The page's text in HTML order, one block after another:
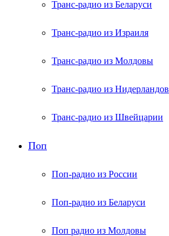
Транс-радио из Беларуси
Транс-радио из Израиля
Транс-радио из Молдовы
Транс-радио из Нидерландов
Транс-радио из Швейцарии
Поп
Поп-радио из России
Поп-радио из Беларуси
Поп радио из Молдовы